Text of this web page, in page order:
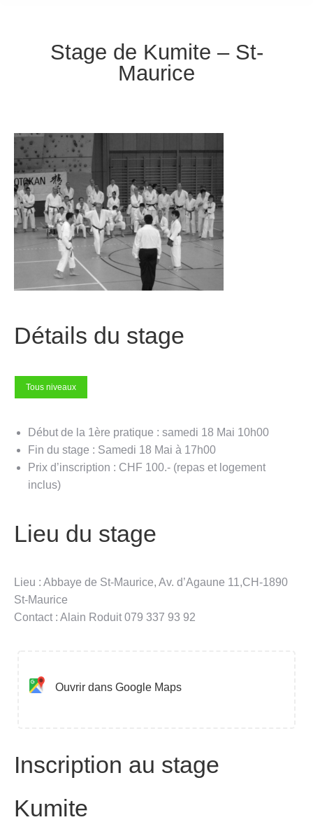
Stage de Kumite – St-
Maurice
Détails du stage
Tous niveaux
Début de la 1ère pratique : samedi 18 Mai 10h00
Fin du stage : Samedi 18 Mai à 17h00
Prix d’inscription : CHF 100.- (repas et logement
inclus)
Lieu du stage
Lieu : Abbaye de St-Maurice, Av. d’Agaune 11,CH-1890
St-Maurice
Contact : Alain Roduit 079 337 93 92
Ouvrir dans Google Maps
Inscription au stage
Kumite